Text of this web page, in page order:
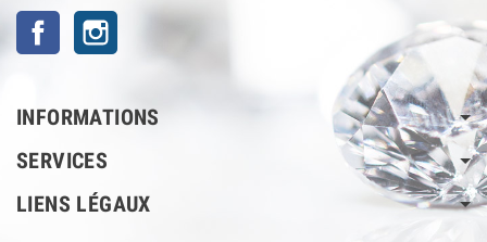
Facebook
INFORMATIONS
SERVICES
LIENS LÉGAUX